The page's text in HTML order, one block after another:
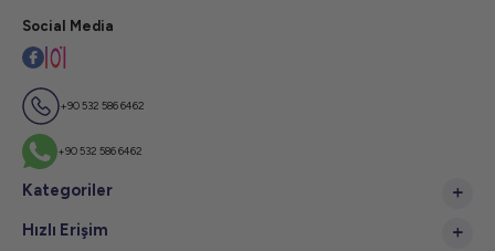
Social Media
+90 532 586 6462
+90 532 586 6462
Kategoriler
Hızlı Erişim